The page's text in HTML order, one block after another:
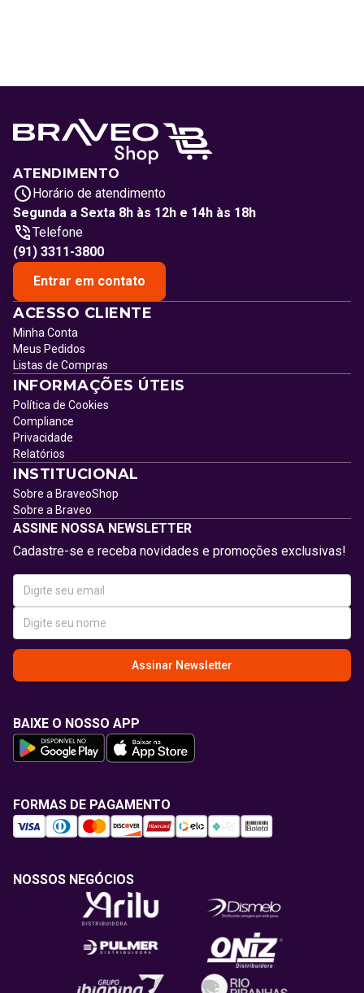
ATENDIMENTO
Horário de atendimento
Segunda a Sexta 8h às 12h e 14h às 18h
Telefone
(91) 3311-3800
Entrar em contato
ACESSO CLIENTE
Minha Conta
Meus Pedidos
Listas de Compras
INFORMAÇÕES ÚTEIS
Política de Cookies
Compliance
Privacidade
Relatórios
INSTITUCIONAL
Sobre a BraveoShop
Sobre a Braveo
ASSINE NOSSA NEWSLETTER
Cadastre-se e receba novidades e promoções exclusivas!
Assinar Newsletter
BAIXE O NOSSO APP
FORMAS DE PAGAMENTO
NOSSOS NEGÓCIOS